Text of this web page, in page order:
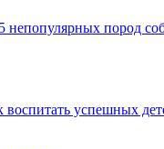
пород
успешных